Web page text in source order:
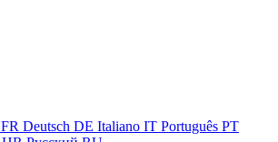
FR Deutsch DE Italiano IT Português PT